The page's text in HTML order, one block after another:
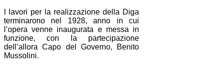
I lavori per la realizzazione della Diga
terminarono nel 1928, anno in cui
l’opera venne inaugurata e messa in
funzione, con la partecipazione
dell’allora Capo del Governo, Benito
Mussolini.